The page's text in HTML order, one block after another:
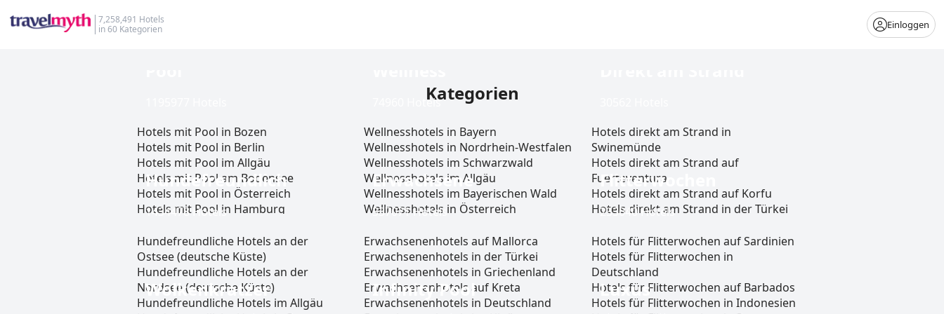
7,258,491 Hotels
in 60 Kategorien
Einloggen
Kategorien
Hotels mit Pool in Bozen
Hotels mit Pool in Berlin
Hotels mit Pool im Allgäu
Hotels mit Pool am Bodensee
Hotels mit Pool in Österreich
Hotels mit Pool in Hamburg
Hotels mit Pool in Bayern
Hotels mit Pool im Bayerischen Wald
Hotels mit Pool in Oberstdorf
Hotels mit Pool in Griechenland
Hotels mit Pool am Chiemsee
74960 Hotels
Wellnesshotels in Bayern
Wellnesshotels in Nordrhein-Westfalen
Wellnesshotels im Schwarzwald
Wellnesshotels im Allgäu
Wellnesshotels im Bayerischen Wald
Wellnesshotels in Österreich
Wellnesshotels im Harz
Wellnesshotels an der Ostsee
(deutsche Küste)
Wellnesshotels am Bodensee
Wellnesshotels im Sauerland
Hotels direkt am Strand in
Swinemünde
Hotels direkt am Strand auf
Fuerteventura
Hotels direkt am Strand auf Korfu
Hotels direkt am Strand in der Türkei
(deutsche Küste)
Hotels direkt am Strand in Cala Millor
Hotels direkt am Strand an der
Nordsee (deutsche Küste)
Hotels direkt am Strand in Ulcinj
Hundefreundlich
1434478 Hotels
Hundefreundliche Hotels an der
Ostsee (deutsche Küste)
Hundefreundliche Hotels an der
Nordsee (deutsche Küste)
Hundefreundliche Hotels im Allgäu
Erwachsene
337071 Hotels
Erwachsenenhotels auf Mallorca
Erwachsenenhotels in der Türkei
Erwachsenenhotels in Griechenland
Erwachsenenhotels auf Kreta
Erwachsenenhotels in Deutschland
Flitterwochen
233040 Hotels
Hotels für Flitterwochen auf Sardinien
Hotels für Flitterwochen in
Deutschland
Hotels für Flitterwochen auf Barbados
Hotels für Flitterwochen in Indonesien
Wolkenkratzer Infinity Pool Luxus